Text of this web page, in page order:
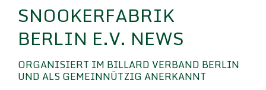
SNOOKERFABRIK
BERLIN E.V. NEWS
ORGANISIERT IM BILLARD VERBAND BERLIN
UND ALS GEMEINNÜTZIG ANERKANNT